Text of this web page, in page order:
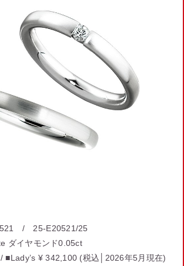
/ 25-E20521/25
ダイヤモンド0.05ct
/■Lady’s ¥ 342,100 (税込│2026年5月現在)